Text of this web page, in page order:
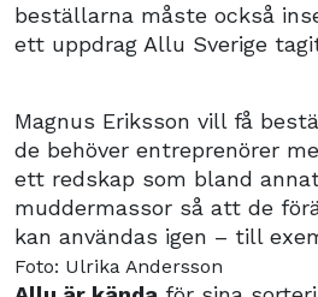
beställarna måste också
ett uppdrag Allu Sverige
Magnus Eriksson vill få
de behöver entreprenörer
ett redskap som bland
muddermassor så att de
kan användas igen – till
Foto: Ulrika Andersson